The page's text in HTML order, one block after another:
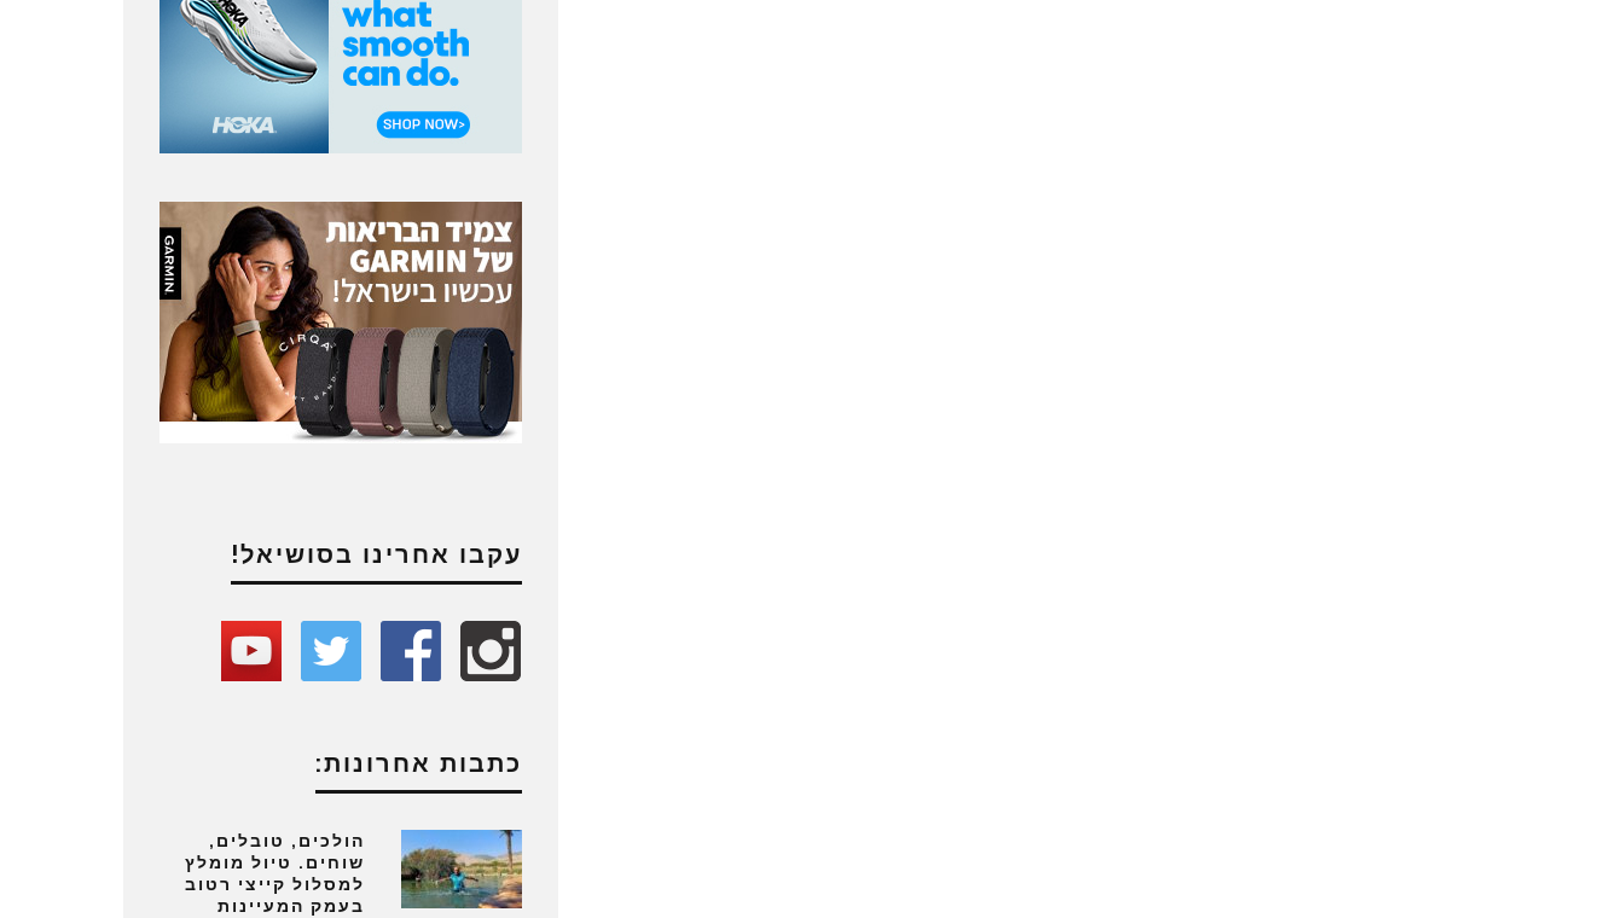
עקבו אחרינו בסושיאל!
כתבות אחרונות:
הולכים, טובלים,
שוחים. טיול מומלץ
למסלול קייצי רטוב
בעמק המעיינות